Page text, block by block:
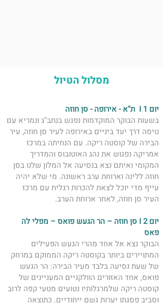
מסלול הטיול
יום 1 I  ת"א - אירופה - סן חוזה
בשעות הבוקר המוקדמות נפגש בנתב"ג ונמריא עם
טיסה דרך יעד ביניים באירופה לעיר סן חוזה, עיר
הבירה של קוסטה ריקה. עם הנחיתה במרכז
אמריקה נפגוש את נהג האוטובוס והמדריך
המקומי ואיתם נצא בנסיעה אל המלון שלנו בסן
חוזה ללינה וארוחת ערב ראשונה. מי שלא יהיה
עייף מדי יוכל לצאת להכרות רגלית עם מרכז
העיר סן חוזה, לאחר ארוחת הערב.
יום 2 I סן חוזה – הר הגעש פואס – מפלי לה
פאס
הבוקר נצא אל אחד מהרי הגעש הפעילים
המתויירים ביותר בקוסטה ריקה הממוקם במרחק
של שעת נסיעה בלבד מעיר הבירה: הר הגעש
פואס, אחד האזורים הוולקניים המעניינים של
קוסטה ריקה שלמרגלותיו נטועים מטעי קפה לרוב
וסביב פסגתו יערות גשם ייחודיים. כתוצאה